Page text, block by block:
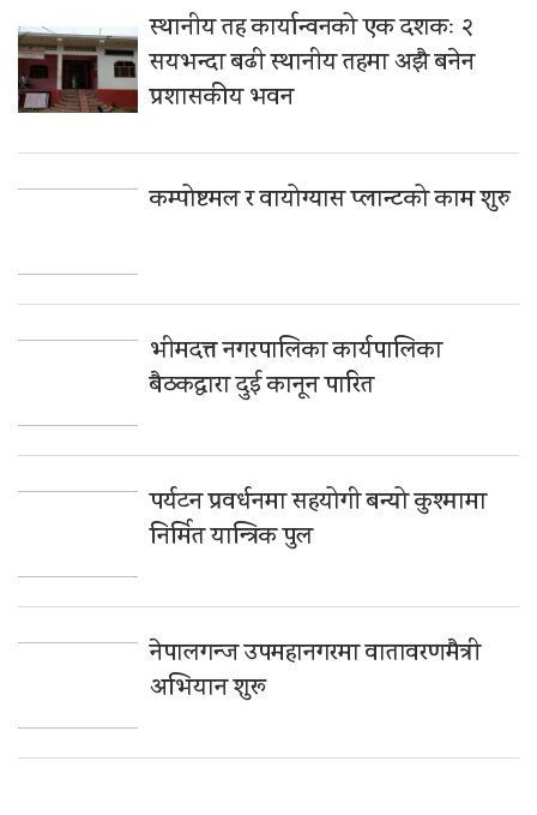
स्थानीय तह कार्यान्वनको एक दशकः २
सयभन्दा बढी स्थानीय तहमा अझै बनेन
प्रशासकीय भवन
कम्पोष्टमल र वायोग्यास प्लान्टको काम शुरु
भीमदत्त नगरपालिका कार्यपालिका
बैठकद्वारा दुई कानून पारित
पर्यटन प्रवर्धनमा सहयोगी बन्यो कुश्मामा
निर्मित यान्त्रिक पुल
नेपालगन्ज उपमहानगरमा वातावरणमैत्री
अभियान शुरू